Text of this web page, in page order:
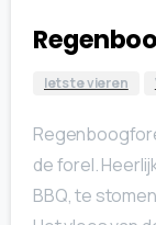
Iets te vieren
de forel.
BBQ, te